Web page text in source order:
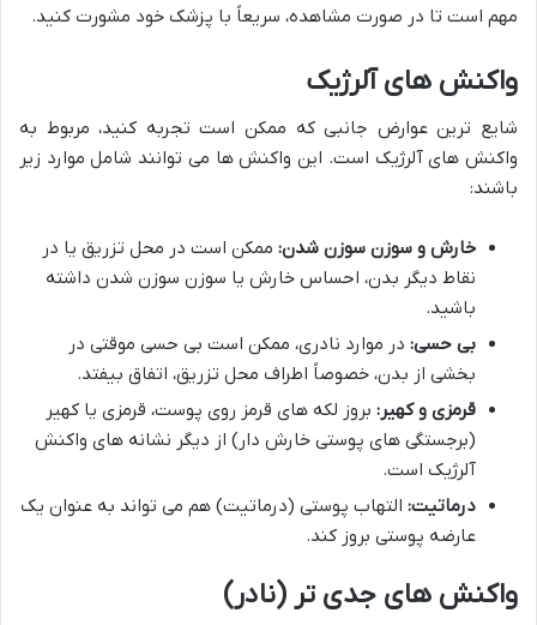
مهم است تا در صورت مشاهده، سریعاً با پزشک خود مشورت کنید.
واکنش های آلرژیک
شایع ترین عوارض جانبی که ممکن است تجربه کنید، مربوط به
واکنش های آلرژیک است. این واکنش ها می توانند شامل موارد زیر
باشند:
خارش و سوزن سوزن شدن: ممکن است در محل تزریق یا در
نقاط دیگر بدن، احساس خارش یا سوزن سوزن شدن داشته
باشید.
بی حسی: در موارد نادری، ممکن است بی حسی موقتی در
بخشی از بدن، خصوصاً اطراف محل تزریق، اتفاق بیفتد.
قرمزی و کهیر: بروز لکه های قرمز روی پوست، قرمزی یا کهیر
(برجستگی های پوستی خارش دار) از دیگر نشانه های واکنش
آلرژیک است.
درماتیت: التهاب پوستی (درماتیت) هم می تواند به عنوان یک
عارضه پوستی بروز کند.
واکنش های جدی تر (نادر)